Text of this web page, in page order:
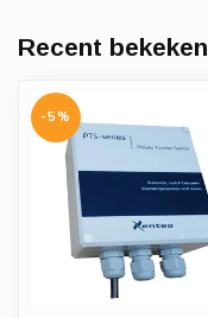
Recent bekeken
-5%